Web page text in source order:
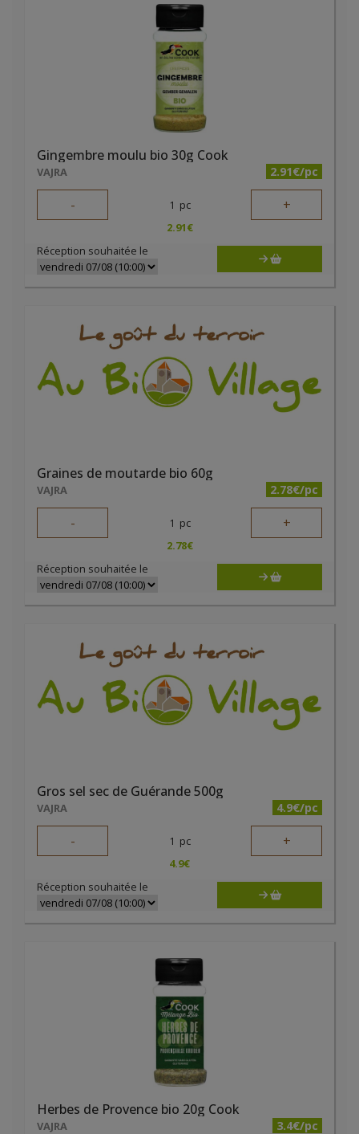
Gingembre moulu bio 30g Cook
VAJRA 2.91€/pc
- 1 pc +
2.91€
Réception souhaitée le
Graines de moutarde bio 60g
VAJRA 2.78€/pc
- 1 pc +
2.78€
Réception souhaitée le
Gros sel sec de Guérande 500g
VAJRA 4.9€/pc
- 1 pc +
4.9€
Réception souhaitée le
Herbes de Provence bio 20g Cook
VAJRA 3.4€/pc